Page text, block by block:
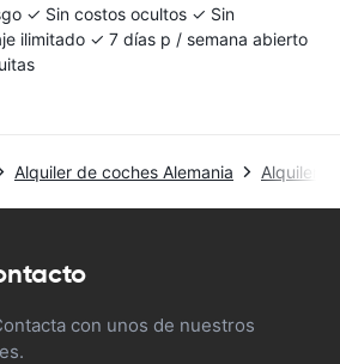
✓ Sin costos ocultos ✓ Sin
ilimitado ✓ 7 días p / semana abierto
Alquiler de coches Alemania Alquiler
con unos de nuestros